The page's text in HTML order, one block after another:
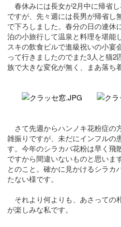
春休みには長女が2月中に帰省
ですが、先々週には長男が帰省し
で下ろしました。春分の日の連休
泊の小旅行して温泉と料理を堪能
スキの飲食ビルで進級祝いの小宴
って行きましたのでまた3人と猫2
族で大きな変化が無く、まあ落ち
さて先週からハンノキ花粉症の
雑振りですが、未だにインフルの
す。今年のシラカバ花粉は早く飛
ですから間違いないものと思いま
とのこと。確かに見かけるシラカ
たない様です。
それより何よりも、あさっての
が楽しみな私です。